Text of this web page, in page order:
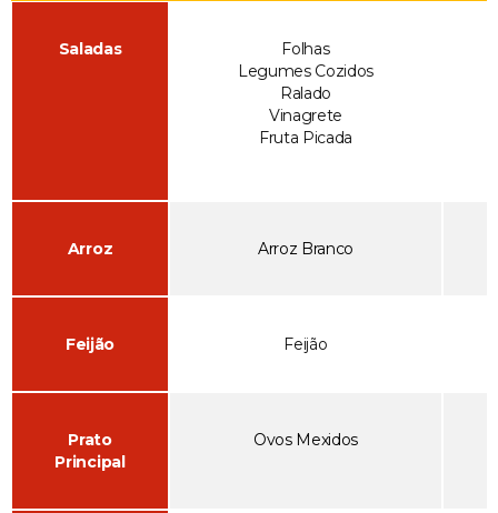
Saladas
Folhas
Legumes Cozidos
Ralado
Vinagrete
Fruta Picada
Arroz Arroz Branco
Feijão Feijão
Prato
Principal
Ovos Mexidos